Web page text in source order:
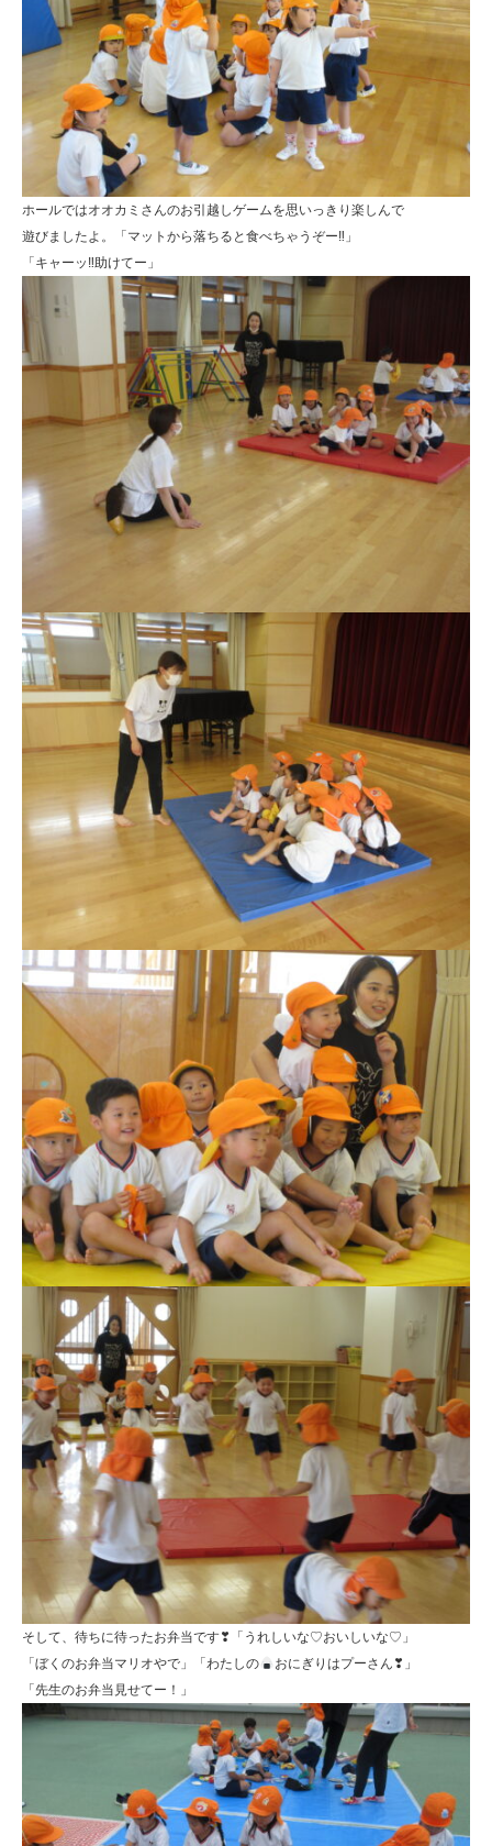
ホールではオオカミさんのお引越しゲームを思いっきり楽しんで
遊びましたよ。「マットから落ちると食べちゃうぞー‼」
「キャーッ‼助けてー」
そして、待ちに待ったお弁当です❣「うれしいな♡おいしいな♡」
「ぼくのお弁当マリオやで」「わたしの
おにぎりはプーさん❣」
「先生のお弁当見せてー！」